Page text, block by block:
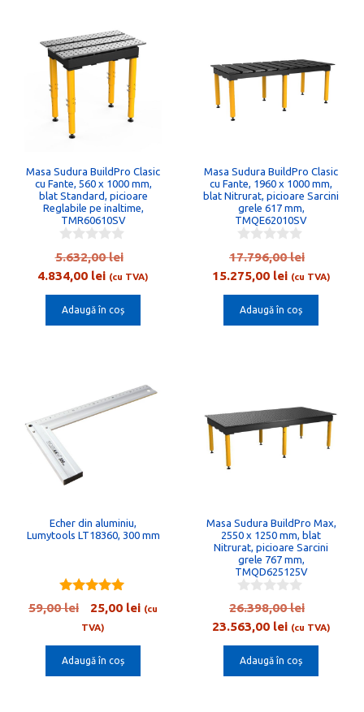
Masa Sudura BuildPro Clasic
cu Fante, 560 x 1000 mm,
blat Standard, picioare
Reglabile pe inaltime,
TMR60610SV
0
o
u
f
5
5.632,00lei
inițial
a
4.834,00 leiPrețul
curent
este:
(cu TVA)
Adaugă în coș
Masa Sudura BuildPro Clasic
cu Fante, 1960 x 1000 mm,
blat Nitrurat, picioare Sarcini
grele 617 mm,
TMQE62010SV
0
o
u
f
5
17.796,00lei
inițial
a
15.275,00 leiPrețul
curent
este:
(cu TVA)
Adaugă în coș
Echer din aluminiu,
Lumytools LT18360, 300 mm
5.00
out of 5
59,00lei
Prețul
inițial
a
fost:
25,00 leiPrețul
este:
(cu
TVA)
Adaugă în coș
Masa Sudura BuildPro Max,
2550 x 1250 mm, blat
Nitrurat, picioare Sarcini
grele 767 mm,
TMQD625125V
0
o
u
f
5
26.398,00lei
inițial
a
23.563,00 leiPrețul
curent
este:
(cu TVA)
Adaugă în coș